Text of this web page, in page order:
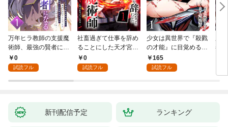
万年ヒラ教師の支援魔
術師、最強の賢者にな
る～不人気の支援魔術
師は給料泥棒だと魔術
が、出世した元教え子
0
試読フル
社畜過ぎて仕事を辞め
ることにした天才宮廷
魔術師～辺境の地でス
ローライフを夢見る
0
試読フル
少女は異世界で『殺戮
の才能』に目覚める
(話売り) #1
165
試読フル
者
新刊配信予定 ランキング